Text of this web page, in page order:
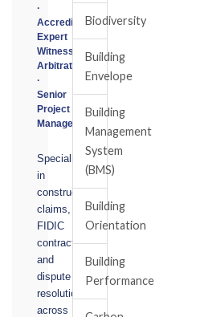
·
Accredited
Expert
Witness
Arbitrator
·
Senior
Project
Manager
Specialising
in
construction
claims,
FIDIC
contracts,
and
dispute
resolution
across
Biodiversity
Building
Envelope
Building
Management
System
(BMS)
Building
Orientation
Building
Performance